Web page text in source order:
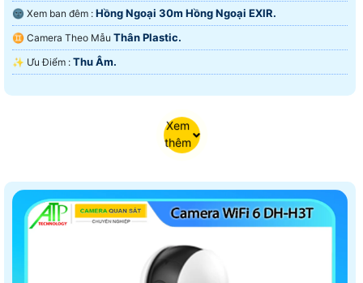
🌚 Xem ban đêm : Hồng Ngoại 30m Hồng Ngoại EXIR.
♊ Camera Theo Mẫu Thân Plastic.
️✨ Ưu Điểm : Thu Âm.
Xem
thêm